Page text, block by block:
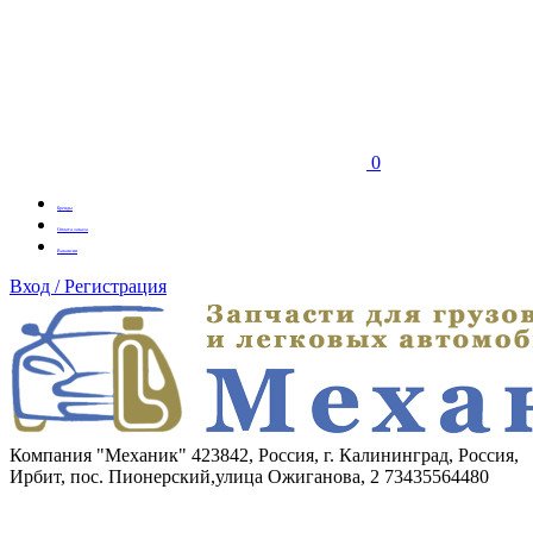
0
Бренды
Оплата заказа
Вакансии
Вход / Регистрация
Компания "Механик" 423842, Россия, г. Калининград, Россия,
Ирбит, пос. Пионерский,улица Ожиганова, 2 73435564480